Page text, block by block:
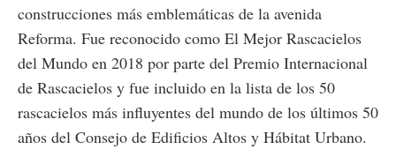
construcciones más emblemáticas de la avenida
Reforma. Fue reconocido como El Mejor Rascacielos
del Mundo en 2018 por parte del Premio Internacional
de Rascacielos y fue incluido en la lista de los 50
rascacielos más influyentes del mundo de los últimos 50
años del Consejo de Edificios Altos y Hábitat Urbano.